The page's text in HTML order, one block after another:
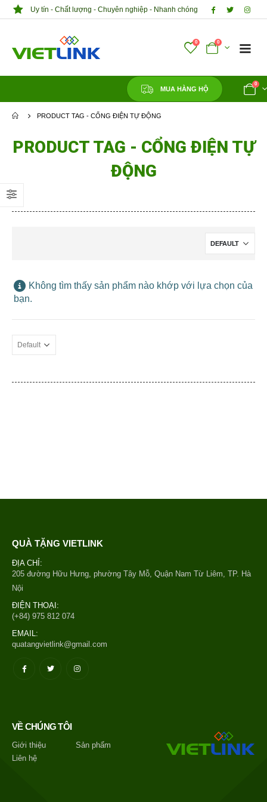
Uy tín - Chất lượng - Chuyên nghiệp - Nhanh chóng
0 0
MUA HÀNG HỘ
0
PRODUCT TAG - CỔNG ĐIỆN TỰ ĐỘNG
PRODUCT TAG - CỔNG ĐIỆN TỰ
ĐỘNG
Không tìm thấy sản phẩm nào khớp với lựa chọn của
bạn.
QUÀ TẶNG VIETLINK
ĐỊA CHỈ:
205 đường Hữu Hưng, phường Tây Mỗ, Quận Nam Từ Liêm, TP. Hà
Nội
ĐIỆN THOẠI:
(+84) 975 812 074
EMAIL:
quatangvietlink@gmail.com
VỀ CHÚNG TÔI
Giới thiệu
Sản phẩm
Liên hệ